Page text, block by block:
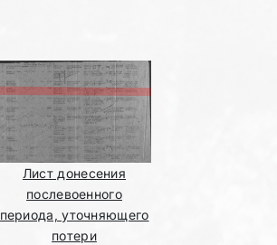
Лист донесения
послевоенного
периода, уточняющего
потери